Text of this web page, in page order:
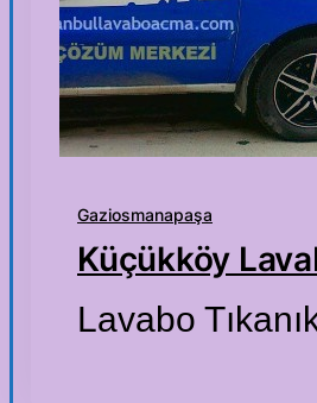
Gaziosmanapaşa
Küçükköy
Lavabo